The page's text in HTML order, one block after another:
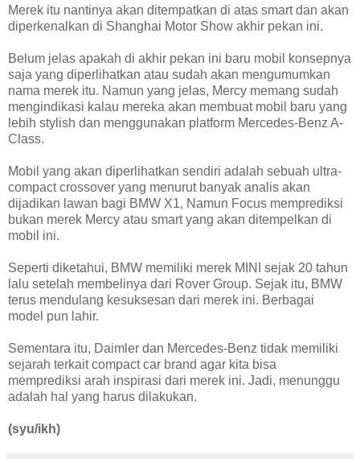
Merek itu nantinya akan ditempatkan di atas smart dan akan
diperkenalkan di Shanghai Motor Show akhir pekan ini.
Belum jelas apakah di akhir pekan ini baru mobil konsepnya
saja yang diperlihatkan atau sudah akan mengumumkan
nama merek itu. Namun yang jelas, Mercy memang sudah
mengindikasi kalau mereka akan membuat mobil baru yang
lebih stylish dan menggunakan platform Mercedes-Benz A-
Class.
Mobil yang akan diperlihatkan sendiri adalah sebuah ultra-
compact crossover yang menurut banyak analis akan
dijadikan lawan bagi BMW X1, Namun Focus memprediksi
bukan merek Mercy atau smart yang akan ditempelkan di
mobil ini.
Seperti diketahui, BMW memiliki merek MINI sejak 20 tahun
lalu setelah membelinya dari Rover Group. Sejak itu, BMW
terus mendulang kesuksesan dari merek ini. Berbagai
model pun lahir.
Sementara itu, Daimler dan Mercedes-Benz tidak memiliki
sejarah terkait compact car brand agar kita bisa
memprediksi arah inspirasi dari merek ini. Jadi, menunggu
adalah hal yang harus dilakukan.
(syu/ikh)